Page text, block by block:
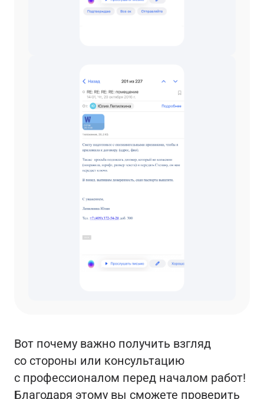
Вот почему важно получить взгляд
со стороны или консультацию
с профессионалом перед началом работ!
Благодаря этому вы сможете проверить